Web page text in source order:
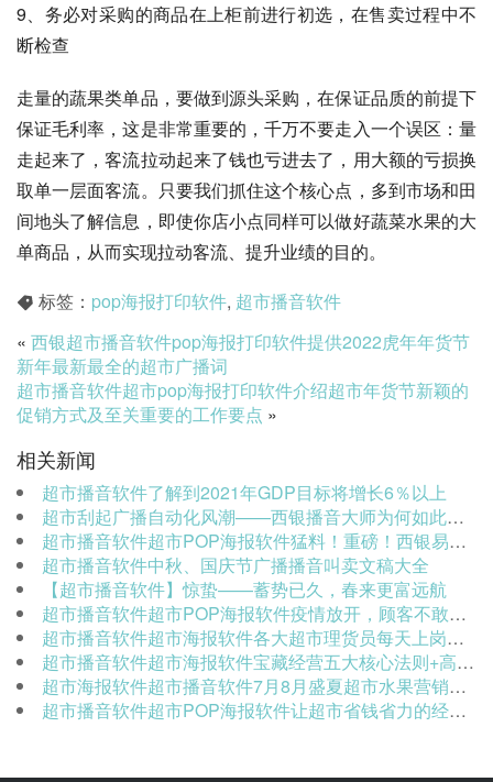
9、务必对采购的商品在上柜前进行初选，在售卖过程中不
断检查
走量的蔬果类单品，要做到源头采购，在保证品质的前提下
保证毛利率，这是非常重要的，千万不要走入一个误区：量
走起来了，客流拉动起来了钱也亏进去了，用大额的亏损换
取单一层面客流。只要我们抓住这个核心点，多到市场和田
间地头了解信息，即使你店小点同样可以做好蔬菜水果的大
单商品，从而实现拉动客流、提升业绩的目的。
标签： pop海报打印软件, 超市播音软件
« 西银超市播音软件pop海报打印软件提供2022虎年年货节
新年最新最全的超市广播词
超市播音软件超市pop海报打印软件介绍超市年货节新颖的
促销方式及至关重要的工作要点 »
相关新闻
超市播音软件了解到2021年GDP目标将增长6％以上
超市刮起广播自动化风潮——西银播音大师为何如此火爆？
超市播音软件超市POP海报软件猛料！重磅！西银易秀如何帮你打造抓眼营销？一秒出圈！超市播音软件超市POP海报软件
超市播音软件中秋、国庆节广播播音叫卖文稿大全
【超市播音软件】惊蛰——蓄势已久，春来更富远航
超市播音软件超市POP海报软件疫情放开，顾客不敢去超市？提升客流、销量的关键在这里
超市播音软件超市海报软件各大超市理货员每天上岗必做的10件事，让你成为超市宝藏员工
超市播音软件超市海报软件宝藏经营五大核心法则+高效工具，助你轻松赢战社区零售！
超市海报软件超市播音软件7月8月盛夏超市水果营销方案（超实用）
超市播音软件超市POP海报软件让超市省钱省力的经营神器